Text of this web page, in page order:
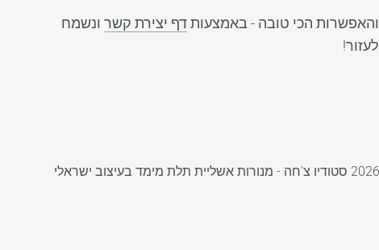
והאפשרות הכי טובה - באמצעותדף יצירת קשרונשמח
לעזור!
סטודיו צ'חה - מנורות אשליית תלת מימד בעיצוב ישראלי